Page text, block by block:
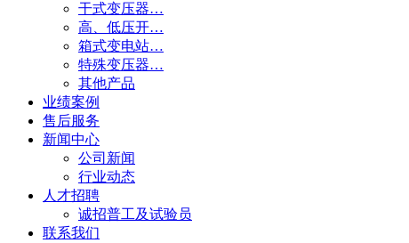
干式变压器…
高、低压开…
箱式变电站…
特殊变压器…
其他产品
业绩案例
售后服务
新闻中心
公司新闻
行业动态
人才招聘
诚招普工及试验员
联系我们